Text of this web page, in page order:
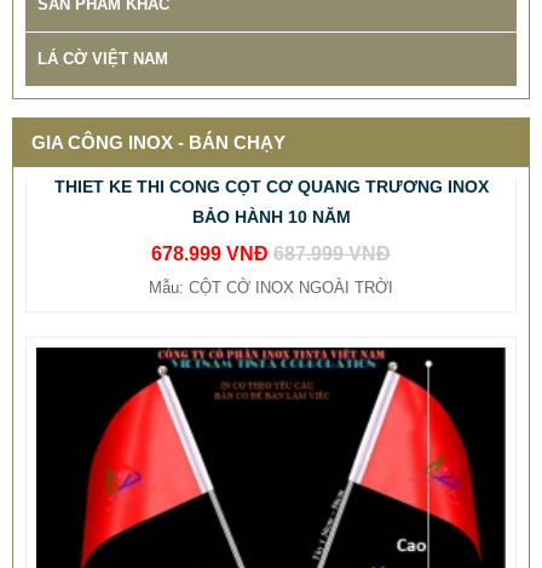
SẢN PHẨM KHÁC
LÁ CỜ VIỆT NAM
GIA CÔNG INOX - BÁN CHẠY
THIẾT KẾ THI CÔNG CỘT CỜ QUẢNG TRƯỜNG INOX
678.999 VNĐ687.999 VNĐ
Mẫu: CỘT CỜ INOX NGOÀI TRỜI